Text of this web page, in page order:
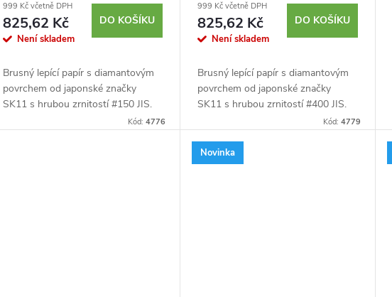
999 Kč včetně DPH
825,62 Kč
Není skladem
DO KOŠÍKU
Brusný lepící papír s diamantovým
povrchem od japonské značky
SK11 s hrubou zrnitostí #150 JIS.
Papír lze jednoduše nařezat aKód:4776
999 Kč včetně DPH
825,62 Kč
Není skladem
DO KOŠÍKU
Brusný lepící papír s diamantovým
povrchem od japonské značky
SK11 s hrubou zrnitostí #400 JIS.
Papír lze jednoduše nařezat a
Vzhledem k...
Kód: 4779
Novinka